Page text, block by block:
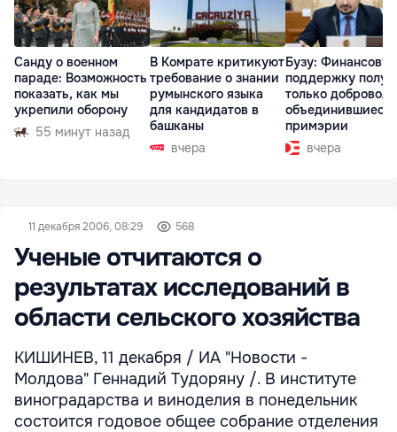
Санду о военном
параде: Возможность
показать, как мы
укрепили оборону
55 минут назад
В Комрате критикуют
требование о знании
румынского языка
для кандидатов в
башканы
вчера
Бузу:
поддержку
только
объединившиеся
примэрии
вчера
11 декабря 2006, 08:29 568
Ученые отчитаются о
результатах исследований в
области сельского хозяйства
КИШИНЕВ, 11 декабря / ИА "Новости -
Молдова" Геннадий Тудоряну /. В институте
виноградарства и виноделия в понедельник
состоится годовое общее собрание отделения